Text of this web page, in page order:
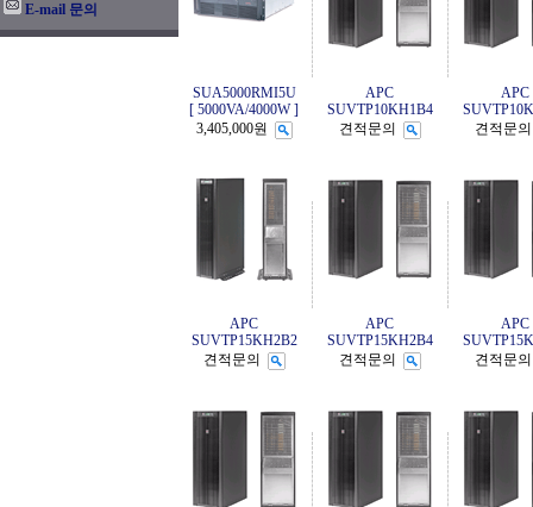
E-mail 문의
SUA5000RMI5U
[ 5000VA/4000W ]
3,405,000원
APC
SUVTP10KH1B4
견적문의
APC
견적문
APC
SUVTP15KH2B2
견적문의
APC
SUVTP15KH2B4
견적문의
APC
견적문